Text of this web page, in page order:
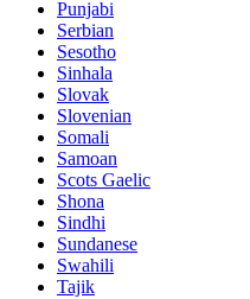
Punjabi
Serbian
Sesotho
Sinhala
Slovak
Slovenian
Somali
Samoan
Scots Gaelic
Shona
Sindhi
Sundanese
Swahili
Tajik